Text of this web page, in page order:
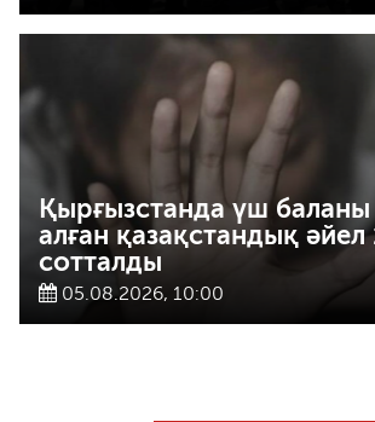
Қырғызстанда үш
алған қазақстандық
сотталды
05.08.2026, 10:00